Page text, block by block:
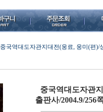
중국역대도자관지대전(웅료, 웅미(편)/
중국역대도자관
출판사/2004.9/256